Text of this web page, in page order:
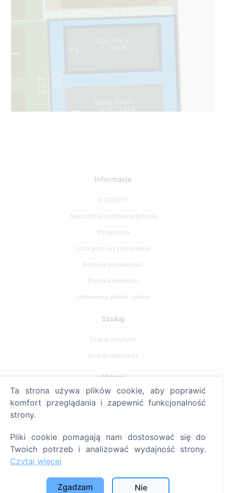
153
122
1
1 1870 - 1953
Informacje
O CEMETY
Najczęściej zadawane pytania
Wydarzenia
Lista gmin i użytkowników
Polityka prywatności
Polityka płatności
Ustawienia plików cookie
Szukaj
Szukaj zmarłych
Szukaj cmentarzy
Usługi
Kontakty
371 29144816
info@cemety.lv
Ta strona używa plików cookie, aby poprawić
komfort przeglądania i zapewnić funkcjonalność
strony.
Pliki cookie pomagają nam dostosować się do
Twoich potrzeb i analizować wydajność strony.
Czytaj więcej
Zgadzam Nie